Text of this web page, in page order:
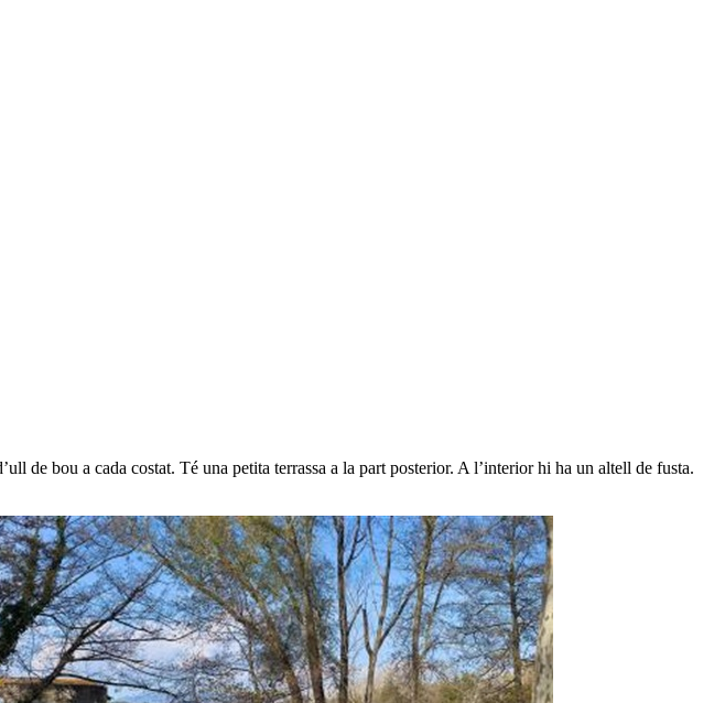
de bou a cada costat. Té una petita terrassa a la part posterior. A l’interior hi ha un altell de fusta.